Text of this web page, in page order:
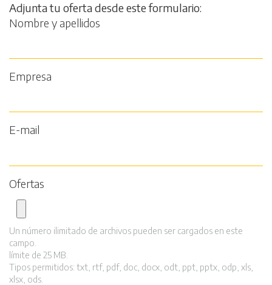
Adjunta tu oferta desde este formulario
Nombre y apellidos
Empresa
E-mail
Ofertas
Un número ilimitado de archivos pueden ser cargados en este
campo.
límite de 25 MB.
Tipos permitidos: txt, rtf, pdf, doc, docx, odt, ppt, pptx, odp, xls,
xlsx, ods.